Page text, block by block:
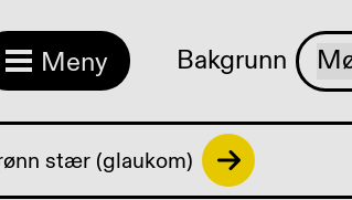
Meny Bakgrunn
stær (glaukom)